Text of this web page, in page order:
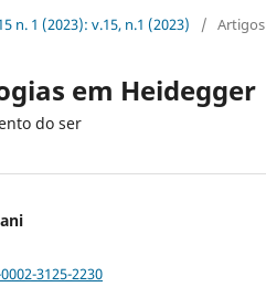
n. 1 (2023): v.15, n.1 (2023) / Artigos
em Heidegger
do ser
3125-2230